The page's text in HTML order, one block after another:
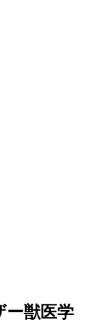
ー獣医学